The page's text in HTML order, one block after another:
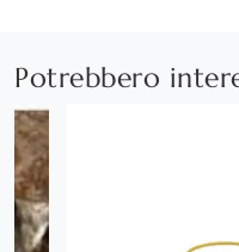
Potrebbero